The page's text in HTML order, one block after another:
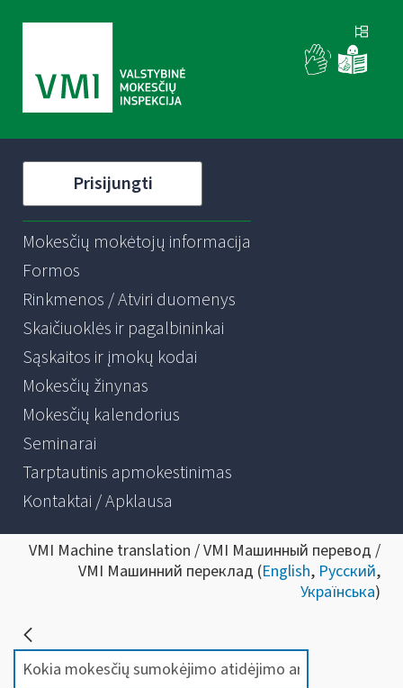
Prisijungti
Mokesčių mokėtojų informacija
Formos
Rinkmenos / Atviri duomenys
Skaičiuoklės ir pagalbininkai
Sąskaitos ir įmokų kodai
Mokesčių žinynas
Mokesčių kalendorius
Seminarai
Tarptautinis apmokestinimas
Kontaktai / Apklausa
VMI Machine translation / VMI Машинный перевод /
VMI Машинний переклад (English, Русский,
Українська)